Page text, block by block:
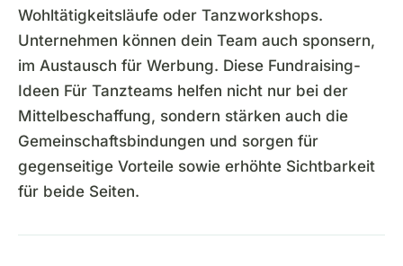
Wohltätigkeitsläufe oder Tanzworkshops.
Unternehmen können dein Team auch sponsern,
im Austausch für Werbung. Diese Fundraising-
Ideen Für Tanzteams helfen nicht nur bei der
Mittelbeschaffung, sondern stärken auch die
Gemeinschaftsbindungen und sorgen für
gegenseitige Vorteile sowie erhöhte Sichtbarkeit
für beide Seiten.